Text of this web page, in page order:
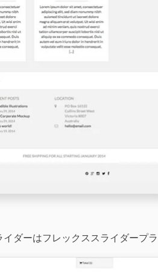
ダーはフレックススライダープ